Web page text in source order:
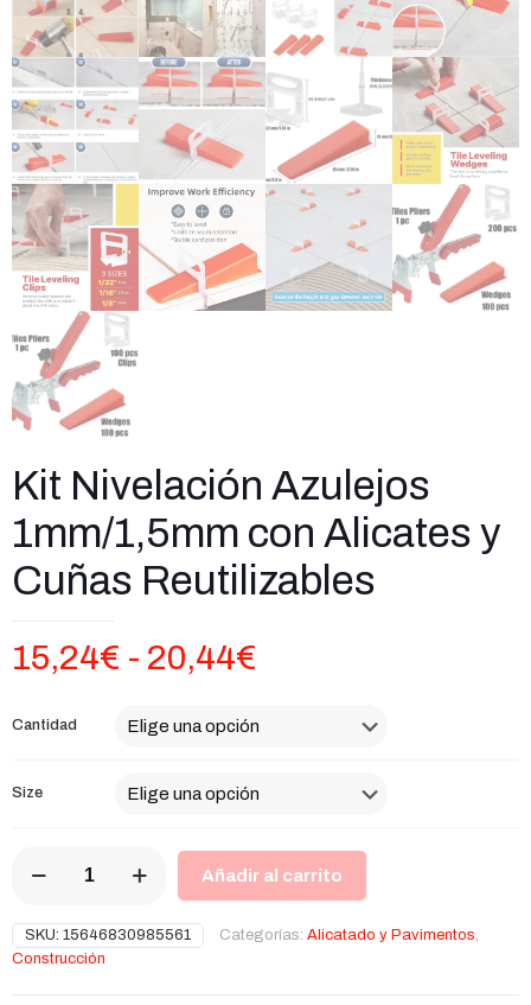
Kit Nivelación Azulejos
1mm/1,5mm con Alicates y
Cuñas Reutilizables
15,24€ - 20,44€
precios:
15,24€
20,44€
Cantidad
Size
Nivelación
1mm/1,5mm
con
Alicates
Añadir al carrito
SKU: 15646830985561 Categorías: Alicatado y Pavimentos,
Construcción